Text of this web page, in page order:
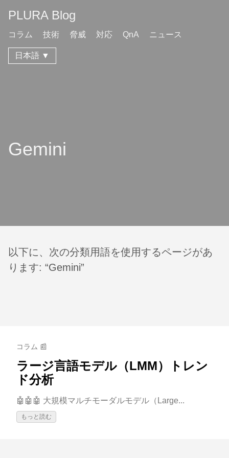
PLURA Blog
コラム 技術 脅威 対応 QnA ニュース
日本語 ▼
Gemini
以下に、次の分類用語を使用するページがあ
ります: “Gemini”
コラム 📰
ラージ言語モデル（LMM）トレン
ド分析
🤖🤖🤖 大規模マルチモーダルモデル（Large...
もっと読む